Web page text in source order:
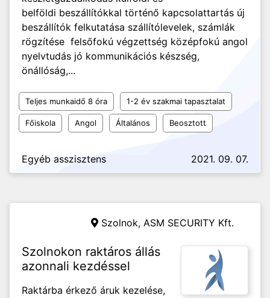
belföldi beszállítókkal történő kapcsolattartás új
beszállítók felkutatása szállítólevelek, számlák
rögzítése felsőfokú végzettség középfokú angol
nyelvtudás jó kommunikációs készség,
önállóság,...
Teljes munkaidő 8 óra 1-2 év szakmai tapasztalat
Főiskola Angol Általános Beosztott
Egyéb asszisztens 2021. 09. 07.
Szolnok, ASM SECURITY Kft.
Szolnokon raktáros állás
azonnali kezdéssel
Raktárba érkező áruk kezelése,